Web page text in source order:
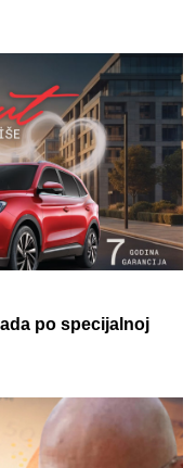
po specijalnoj